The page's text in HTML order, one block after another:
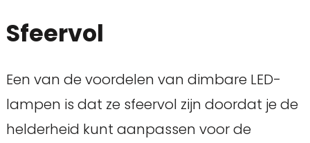
Sfeervol
Een van de voordelen van dimbare LED-
lampen is dat ze sfeervol zijn doordat je de
helderheid kunt aanpassen voor de